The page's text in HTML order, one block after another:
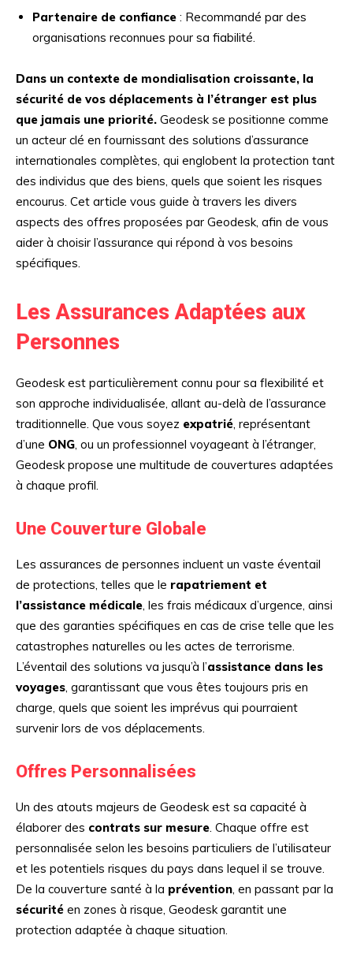
Partenaire de confiance : Recommandé par des
organisations reconnues pour sa fiabilité.
Dans un contexte de mondialisation croissante, la
sécurité de vos déplacements à l’étranger est plus
que jamais une priorité. Geodesk se positionne comme
un acteur clé en fournissant des solutions d’assurance
internationales complètes, qui englobent la protection tant
des individus que des biens, quels que soient les risques
encourus. Cet article vous guide à travers les divers
aspects des offres proposées par Geodesk, afin de vous
aider à choisir l’assurance qui répond à vos besoins
spécifiques.
Les Assurances Adaptées aux
Personnes
Geodesk est particulièrement connu pour sa flexibilité et
son approche individualisée, allant au-delà de l’assurance
traditionnelle. Que vous soyez expatrié, représentant
d’une ONG, ou un professionnel voyageant à l’étranger,
Geodesk propose une multitude de couvertures adaptées
à chaque profil.
Une Couverture Globale
Les assurances de personnes incluent un vaste éventail
de protections, telles que le rapatriement et
l’assistance médicale, les frais médicaux d’urgence, ainsi
que des garanties spécifiques en cas de crise telle que les
catastrophes naturelles ou les actes de terrorisme.
L’éventail des solutions va jusqu’à l’assistance dans les
voyages, garantissant que vous êtes toujours pris en
charge, quels que soient les imprévus qui pourraient
survenir lors de vos déplacements.
Offres Personnalisées
Un des atouts majeurs de Geodesk est sa capacité à
élaborer des contrats sur mesure. Chaque offre est
personnalisée selon les besoins particuliers de l’utilisateur
et les potentiels risques du pays dans lequel il se trouve.
De la couverture santé à la prévention, en passant par la
sécurité en zones à risque, Geodesk garantit une
protection adaptée à chaque situation.